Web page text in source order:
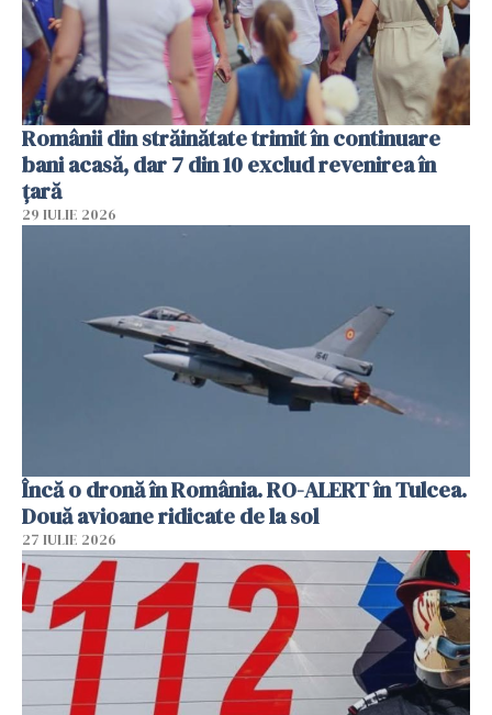
Românii din străinătate trimit în continuare
bani acasă, dar 7 din 10 exclud revenirea în
țară
29 IULIE 2026
Încă o dronă în România. RO-ALERT în Tulcea.
Două avioane ridicate de la sol
27 IULIE 2026